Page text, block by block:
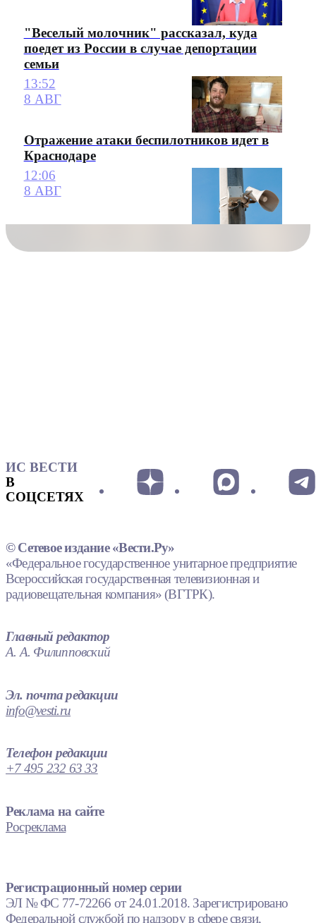
"Веселый молочник" рассказал, куда
поедет из России в случае депортации
семьи
13:52
8 АВГ
Отражение атаки беспилотников идет в
Краснодаре
12:06
8 АВГ
ИС ВЕСТИ
В
СОЦСЕТЯХ
© Сетевое издание «Вести.Ру»
«Федеральное государственное унитарное предприятие
Всероссийская государственная телевизионная и
радиовещательная компания» (ВГТРК).
Главный редактор
А. А. Филипповский
Эл. почта редакции
info@vesti.ru
Телефон редакции
+7 495 232 63 33
Реклама на сайте
Росреклама
Регистрационный номер серии
ЭЛ № ФС 77-72266 от 24.01.2018. Зарегистрировано
Федеральной службой по надзору в сфере связи,